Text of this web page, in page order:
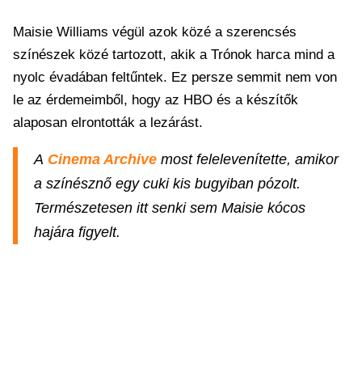
Maisie Williams végül azok közé a szerencsés
színészek közé tartozott, akik a Trónok harca mind a
nyolc évadában feltűntek. Ez persze semmit nem von
le az érdemeimből, hogy az HBO és a készítők
alaposan elrontották a lezárást.
A Cinema Archive most felelevenítette, amikor
a színésznő egy cuki kis bugyiban pózolt.
Természetesen itt senki sem Maisie kócos
hajára figyelt.